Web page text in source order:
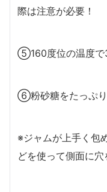
際は注意が必要！
⑤160度位の温度で
⑥粉砂糖をたっぷり
※ジャムが上手く包
どを使って側面に穴